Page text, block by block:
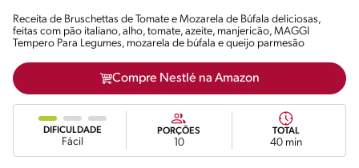
Receita de Bruschettas de Tomate e Mozarela de Búfala deliciosas,
feitas com pão italiano, alho, tomate, azeite, manjericão, MAGGI
Tempero Para Legumes, mozarela de búfala e queijo parmesão
Compre Nestlé na Amazon
DIFICULDADE
Fácil
PORÇÕES
10
TOTAL
40 min